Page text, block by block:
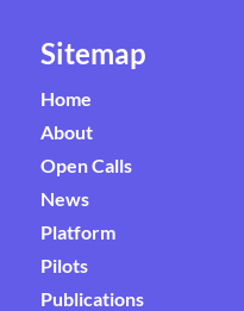
Sitemap
Home
About
Open Calls
News
Platform
Pilots
Publications